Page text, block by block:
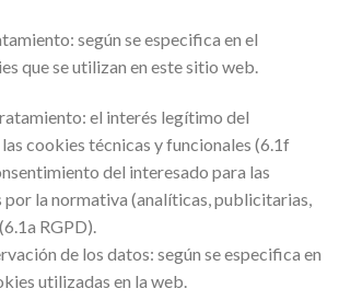
según se especifica en el
que se utilizan en este sitio web.
el interés legítimo del
cookies técnicas y funcionales (6.1f
del interesado para las
la normativa (analíticas, publicitarias,
RGPD).
de los datos: según se especifica en
utilizadas en la web.